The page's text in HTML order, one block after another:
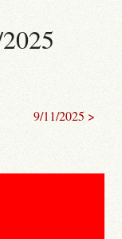
9/11/2025 >